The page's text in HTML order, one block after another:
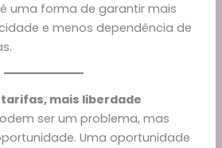
uma forma de garantir mais
e menos dependência de
mais liberdade
ser um problema, mas
Uma oportunidade